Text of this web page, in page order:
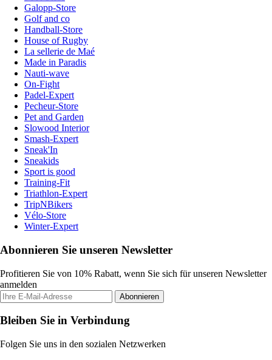
Galopp-Store
Golf and co
Handball-Store
House of Rugby
La sellerie de Maé
Made in Paradis
Nauti-wave
On-Fight
Padel-Expert
Pecheur-Store
Pet and Garden
Slowood Interior
Smash-Expert
Sneak'In
Sneakids
Sport is good
Training-Fit
Triathlon-Expert
TripNBikers
Vélo-Store
Winter-Expert
Abonnieren Sie unseren Newsletter
Profitieren Sie von 10% Rabatt, wenn Sie sich für unseren Newsletter
anmelden
Abonnieren
Bleiben Sie in Verbindung
Folgen Sie uns in den sozialen Netzwerken